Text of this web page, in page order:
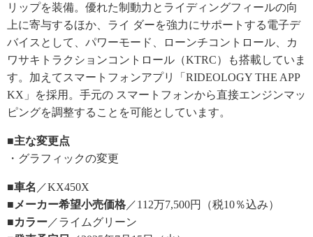
リップを装備。優れた制動力とライディングフィールの向
上に寄与するほか、ライ ダーを強力にサポートする電子デ
バイスとして、パワーモード、ローンチコントロール、カ
ワサキトラクションコントロール（KTRC）も搭載していま
す。加えてスマートフォンアプリ「RIDEOLOGY THE APP
KX」を採用。手元の スマートフォンから直接エンジンマッ
ピングを調整することを可能としています。
■主な変更点
・グラフィックの変更
■車名 ／KX450X
■メーカー希望小売価格 ／112万7,500円（税10％込み）
■カラー ／ライムグリーン